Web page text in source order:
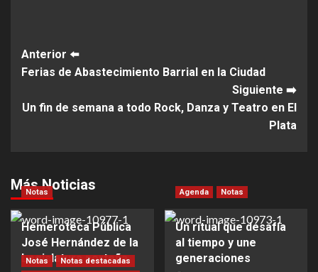
Post
Navigation
Anterior ⬅️
Ferias de Abastecimiento Barrial en la Ciudad
Siguiente ➡️
Un fin de semana a todo Rock, Danza y Teatro en El
Plata
Más Noticias
Notas
Hemeroteca Pública
José Hernández de la
Legislatura porteña
Agenda Notas
Un ritual que desafía
al tiempo y une
generaciones
Notas
Notas destacadas